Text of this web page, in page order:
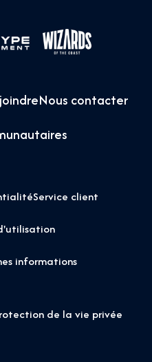
Nous contacter
Service client
informations
de la vie privée